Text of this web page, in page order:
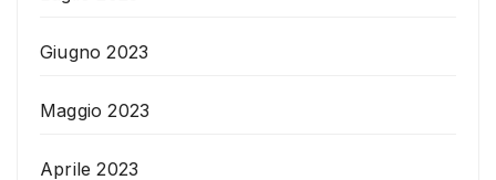
Giugno 2023
Maggio 2023
Aprile 2023